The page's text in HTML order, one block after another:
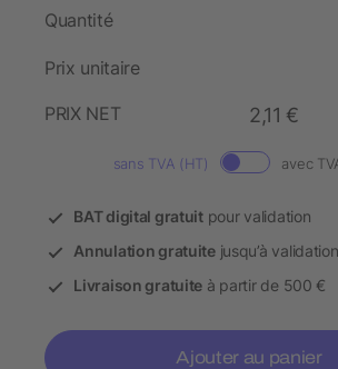
Quantité
Prix unitaire
PRIX NET
2,11 €
sans TVA (HT) avec
BAT digital gratuitpour validation
Annulation gratuitejusqu’à
Livraison gratuite à partir de 500 €
Ajouter au panier